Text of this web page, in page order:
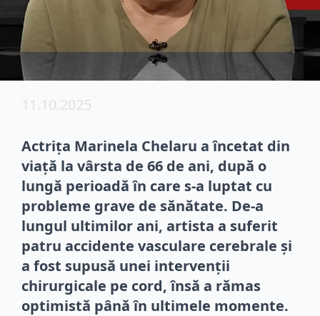
11.10.2025
Actrița Marinela Chelaru a încetat din
viață la vârsta de 66 de ani, după o
lungă perioadă în care s-a luptat cu
probleme grave de sănătate. De-a
lungul ultimilor ani, artista a suferit
patru accidente vasculare cerebrale și
a fost supusă unei intervenții
chirurgicale pe cord, însă a rămas
optimistă până în ultimele momente.